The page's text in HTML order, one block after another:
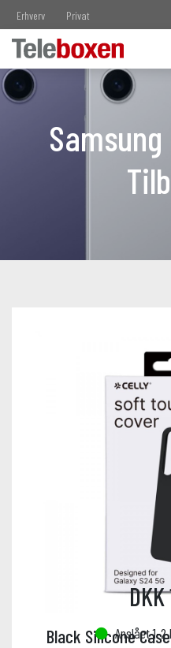
Erhverv Privat
Black SiliconeAnslået 1-